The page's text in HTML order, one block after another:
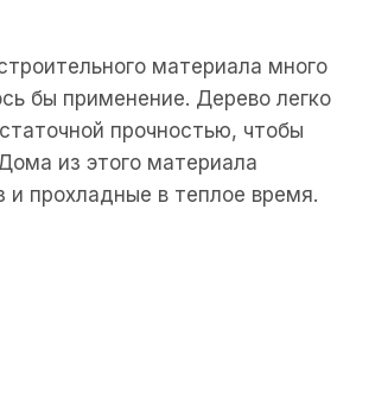
материала много
бы применение. Дерево легко
прочностью, чтобы
из этого материала
прохладные в теплое время.